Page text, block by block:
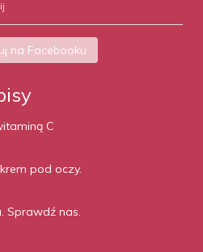
na Facebooku
C
pod oczy.
Sprawdź nas.